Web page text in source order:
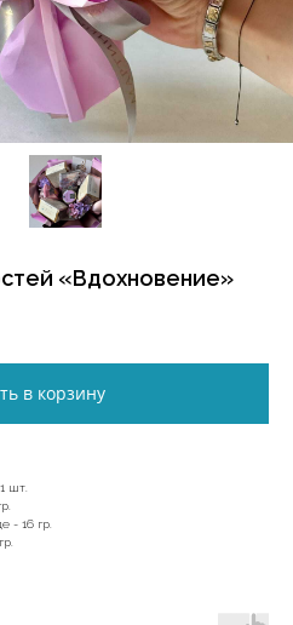
«Вдохновение»
в корзину
шт.
- 16 гр.